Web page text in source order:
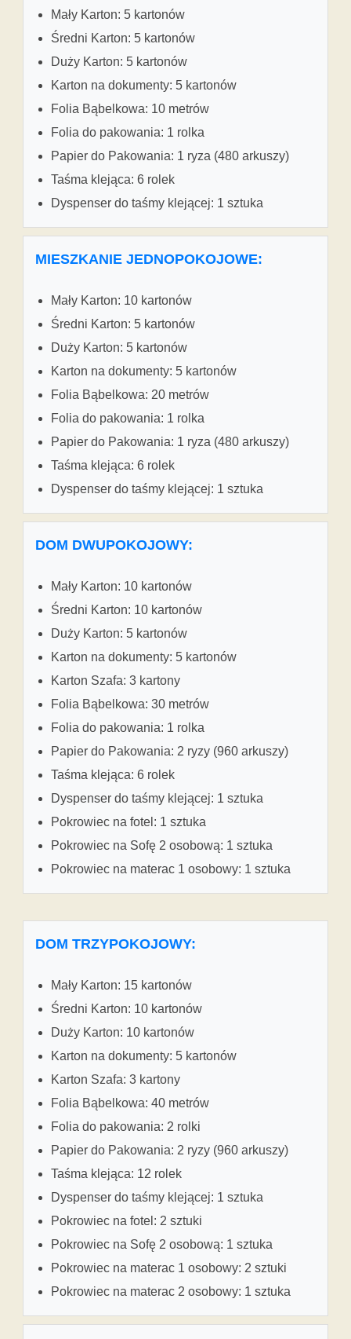
Mały Karton: 5 kartonów
Średni Karton: 5 kartonów
Duży Karton: 5 kartonów
Karton na dokumenty: 5 kartonów
Folia Bąbelkowa: 10 metrów
Folia do pakowania: 1 rolka
Papier do Pakowania: 1 ryza (480 arkuszy)
Taśma klejąca: 6 rolek
Dyspenser do taśmy klejącej: 1 sztuka
MIESZKANIE JEDNOPOKOJOWE:
Mały Karton: 10 kartonów
Średni Karton: 5 kartonów
Duży Karton: 5 kartonów
Karton na dokumenty: 5 kartonów
Folia Bąbelkowa: 20 metrów
Folia do pakowania: 1 rolka
Papier do Pakowania: 1 ryza (480 arkuszy)
Taśma klejąca: 6 rolek
Dyspenser do taśmy klejącej: 1 sztuka
DOM DWUPOKOJOWY:
Mały Karton: 10 kartonów
Średni Karton: 10 kartonów
Duży Karton: 5 kartonów
Karton na dokumenty: 5 kartonów
Karton Szafa: 3 kartony
Folia Bąbelkowa: 30 metrów
Folia do pakowania: 1 rolka
Papier do Pakowania: 2 ryzy (960 arkuszy)
Taśma klejąca: 6 rolek
Dyspenser do taśmy klejącej: 1 sztuka
Pokrowiec na fotel: 1 sztuka
Pokrowiec na Sofę 2 osobową: 1 sztuka
Pokrowiec na materac 1 osobowy: 1 sztuka
DOM TRZYPOKOJOWY:
Mały Karton: 15 kartonów
Średni Karton: 10 kartonów
Duży Karton: 10 kartonów
Karton na dokumenty: 5 kartonów
Karton Szafa: 3 kartony
Folia Bąbelkowa: 40 metrów
Folia do pakowania: 2 rolki
Papier do Pakowania: 2 ryzy (960 arkuszy)
Taśma klejąca: 12 rolek
Dyspenser do taśmy klejącej: 1 sztuka
Pokrowiec na fotel: 2 sztuki
Pokrowiec na Sofę 2 osobową: 1 sztuka
Pokrowiec na materac 1 osobowy: 2 sztuki
Pokrowiec na materac 2 osobowy: 1 sztuka